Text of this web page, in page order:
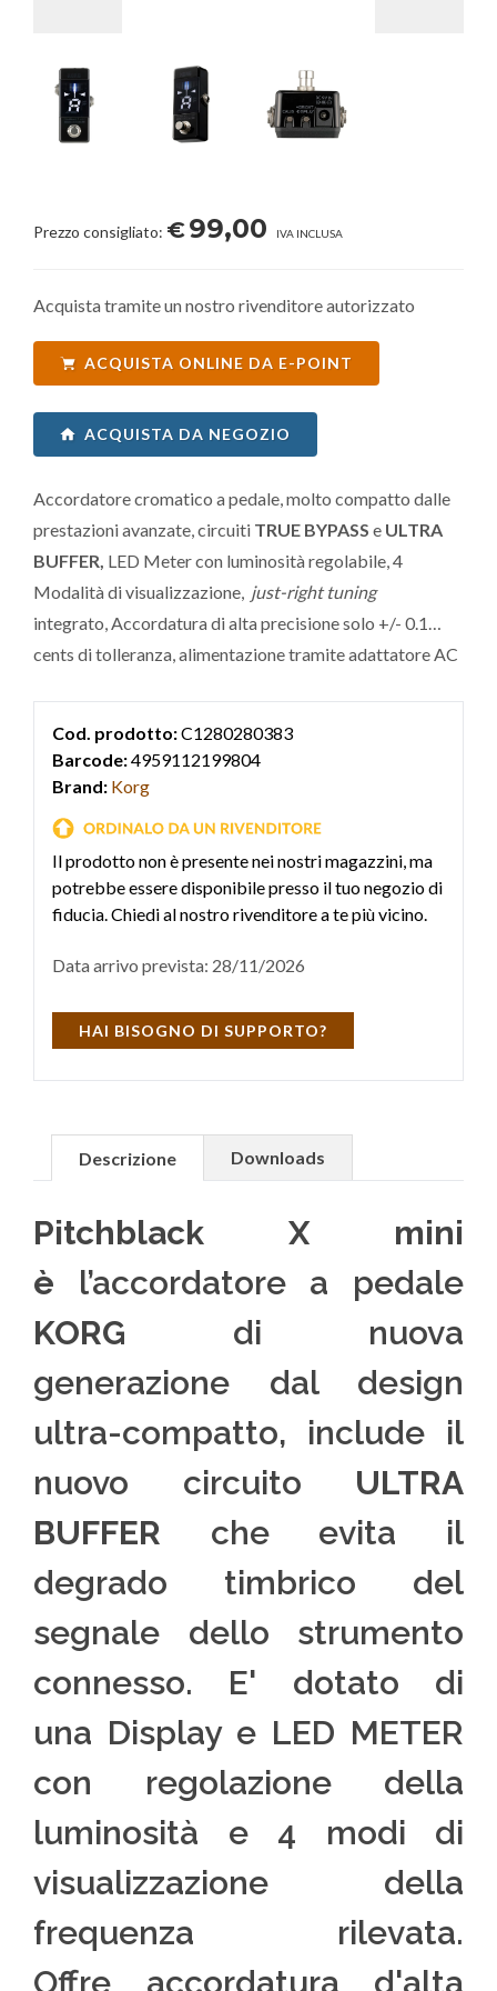
Prezzo consigliato: €99,00 IVA INCLUSA
Acquista tramite un nostro rivenditore autorizzato
ACQUISTA ONLINE DA E-POINT
ACQUISTA DA NEGOZIO
Accordatore cromatico a pedale, molto compatto dalle
prestazioni avanzate, circuiti TRUE BYPASS e ULTRA
BUFFER, LED Meter con luminosità regolabile, 4
Modalità di visualizzazione, just-right tuning
integrato, Accordatura di alta precisione solo +/- 0.1
cents di tolleranza, alimentazione tramite adattatore AC
Cod. prodotto:C1280280383
Barcode:4959112199804
Brand: Korg
Il prodotto non è presente nei nostri magazzini, ma
potrebbe essere disponibile presso il tuo negozio di
fiducia. Chiedi al nostro rivenditore a te più vicino.
Data arrivo prevista: 28/11/2026
HAI BISOGNO DI SUPPORTO?
Descrizione Downloads
Pitchblack X mini
è l’accordatore a pedale
KORG di nuova
generazione dal design
ultra-compatto, include il
nuovo circuito ULTRA
BUFFER che evita il
degrado timbrico del
segnale dello strumento
connesso. E' dotato di
una Display e LED METER
con regolazione della
luminosità e 4 modi di
visualizzazione della
frequenza rilevata.
Offre accordatura d'alta